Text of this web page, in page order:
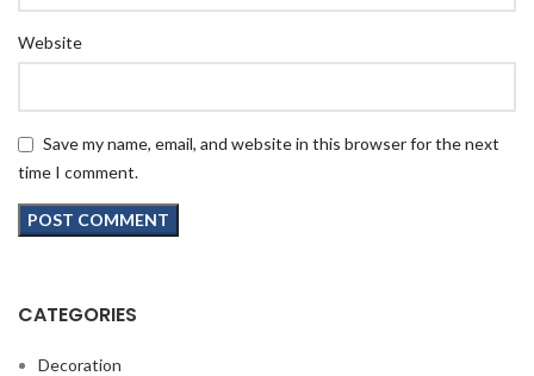
Website
Save my name, email, and website in this browser for the next
time I comment.
CATEGORIES
Decoration